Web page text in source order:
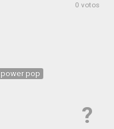
0 votos
power pop
?